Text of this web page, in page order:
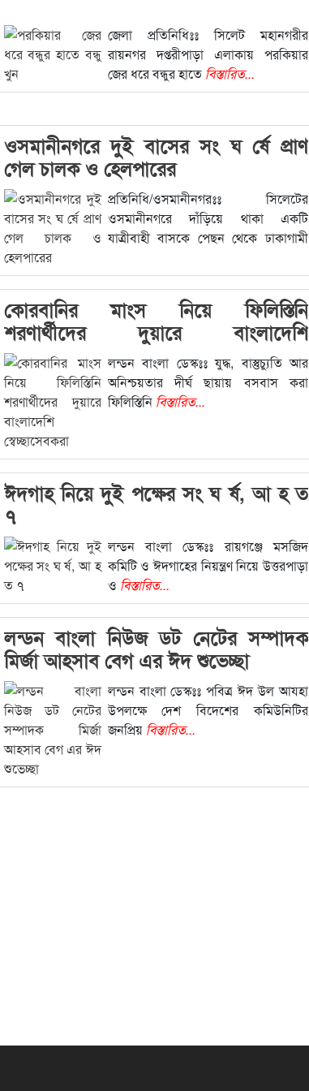
জেলা প্রতিনিধিঃঃ সিলেট মহানগরীর
রায়নগর দপ্তরীপাড়া এলাকায় পরকিয়ার
জের ধরে বন্ধুর হাতে বিস্তারিত...
ওসমানীনগরে দুই বাসের সং ঘ র্ষে প্রাণ
গেল চালক ও হেলপারের
প্রতিনিধি/ওসমানীনগরঃঃ সিলেটের
ওসমানীনগরে দাঁড়িয়ে থাকা একটি
যাত্রীবাহী বাসকে পেছন থেকে ঢাকাগামী
কোরবানির মাংস নিয়ে ফিলিস্তিনি
শরণার্থীদের দুয়ারে বাংলাদেশি
স্বেচ্ছাসেবকরা লন্ডন বাংলা ডেস্কঃঃ যুদ্ধ, বাস্তুচ্যুতি আর
অনিশ্চয়তার দীর্ঘ ছায়ায় বসবাস করা
ফিলিস্তিনি বিস্তারিত...
ঈদগাহ নিয়ে দুই পক্ষের সং ঘ র্ষ, আ হ ত
৭
লন্ডন বাংলা ডেস্কঃঃ রায়গঞ্জে মসজিদ
কমিটি ও ঈদগাহের নিয়ন্ত্রণ নিয়ে উত্তরপাড়া
ও বিস্তারিত...
লন্ডন বাংলা নিউজ ডট নেটের সম্পাদক
মির্জা আহসাব বেগ এর ঈদ শুভেচ্ছা
লন্ডন বাংলা ডেস্কঃঃ পবিত্র ঈদ উল আযহা
উপলক্ষে দেশ বিদেশের কমিউনিটির
জনপ্রিয় বিস্তারিত...